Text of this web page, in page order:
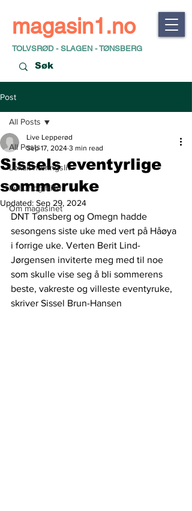
magasin1.no
TOLVSRØD - SLAGEN - TØNSBERG
Post
All Posts
Lokalt næringsliv
Kultur og fritid
Om magasinet
All Posts
Sissels eventyrlige
sommeruke
Live Lepperød
Sep 17, 2024 3 min read
Updated: Sep 29, 2024
DNT Tønsberg og Omegn hadde
sesongens siste uke med vert på Håøya
i forrige uke. Verten Berit Lind-
Jørgensen inviterte meg med til noe
som skulle vise seg å bli sommerens
beste, vakreste og villeste eventyruke,
skriver Sissel Brun-Hansen